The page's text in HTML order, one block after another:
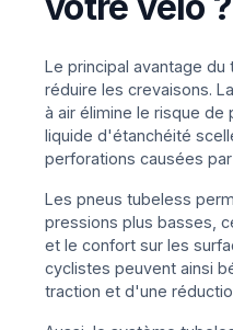
Le principal avantage
réduire les crevaisons.
à air élimine le risque de
liquide d'étanchéité
perforations causées
Les pneus tubeless
pressions plus basses,
et le confort sur les
cyclistes peuvent ainsi
traction et d'une